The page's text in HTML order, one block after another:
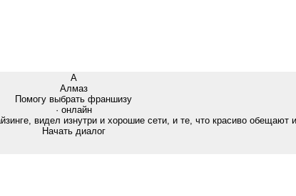
А
Алмаз
Помогу выбрать франшизу
· онлайн
видел изнутри и хорошие сети, и те, что красиво обещают
Начать диалог